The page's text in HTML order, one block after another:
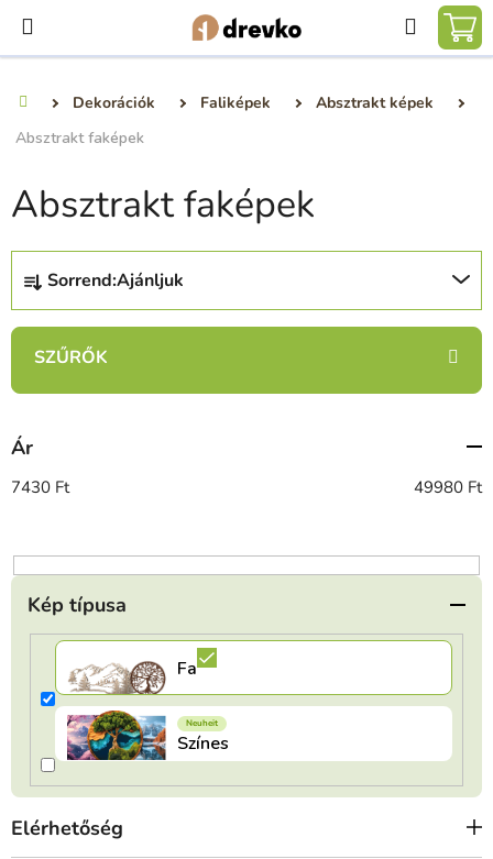
fő
Dekorációk Faliképek
Absztrakt képek
Absztrakt faképek
Absztrakt faképek
T
r
é
e
k
r
n
d
Sorrend:Ajánljuk
Ár
7430 Ft 49980 Ft
Kép típusa
Elérhetőség